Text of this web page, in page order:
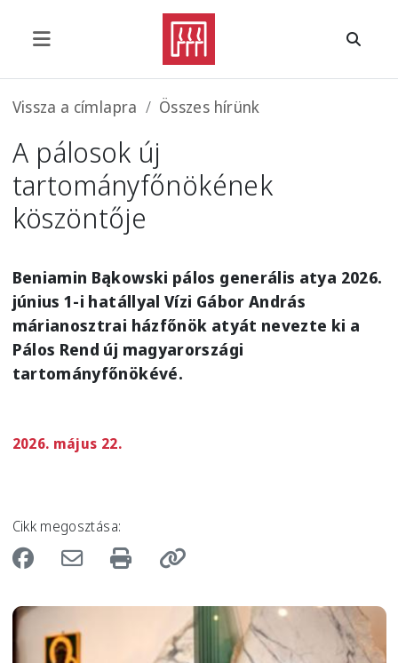
Morzsa
Vissza a címlapra Összes hírünk
A pálosok új
tartományfőnökének
köszöntője
Beniamin Bąkowski pálos generális atya 2026.
június 1-i hatállyal Vízi Gábor András
márianosztrai házfőnök atyát nevezte ki a
Pálos Rend új magyarországi
tartományfőnökévé.
2026. május 22.
Cikk megosztása:
Image